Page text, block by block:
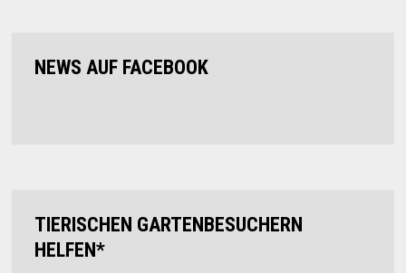
NEWS AUF FACEBOOK
TIERISCHEN GARTENBESUCHERN
HELFEN*